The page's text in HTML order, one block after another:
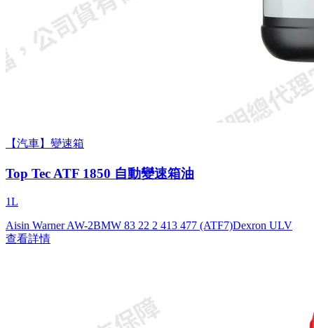
【汽車】變速箱
Top Tec ATF 1850 自動變速箱油
1L
Aisin Warner AW-2BMW 83 22 2 413 477 (ATF7)Dexron ULV
查看詳情